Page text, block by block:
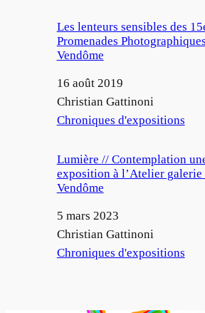
Les lenteurs sensibles des
Promenades
Vendôme
Date
16 août 2019
Auteur
Christian Gattinoni
Par rapport à
Chroniques d'expositions
Lumière // Contemplation
exposition à l’Atelier galerie
Vendôme
Date
5 mars 2023
Auteur
Christian Gattinoni
Par rapport à
Chroniques d'expositions